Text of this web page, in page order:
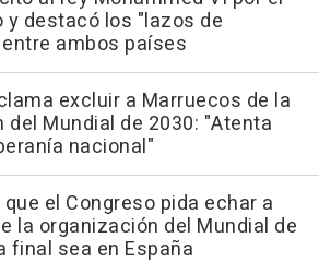
y destacó los "lazos de
ambos países
excluir a Marruecos de la
del Mundial de 2030: "Atenta
nacional"
el Congreso pida echar a
la organización del Mundial de
final sea en España